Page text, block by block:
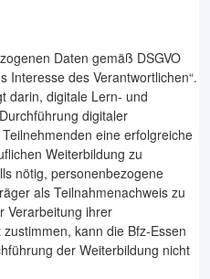
Daten gemäß DSGVO
Interesse des Verantwortlichen“.
darin, digitale Lern- und
digitaler
eine erfolgreiche
Weiterbildung zu
nötig, personenbezogene
als Teilnahmenachweis zu
Verarbeitung ihrer
kann die Bfz-Essen
der Weiterbildung nicht